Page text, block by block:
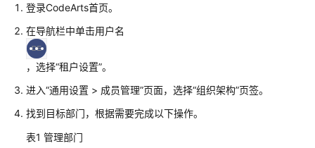
理
项
目
色
登录CodeArts首页。
在导航栏中单击用户名
，选择“租户设置”。
进入“通用设置 > 成员管理”页面，选择“组织架构”页签。
找到目标部门，根据需要完成以下操作。
表1 管理部门